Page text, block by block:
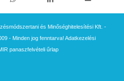
és Minőséghitelesítési Kft. -
- Minden jog fenntarva! Adatkezelési
panaszfelvételi űrlap